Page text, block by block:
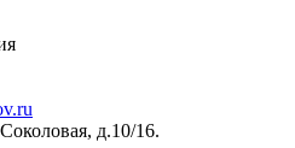
д.10/16.